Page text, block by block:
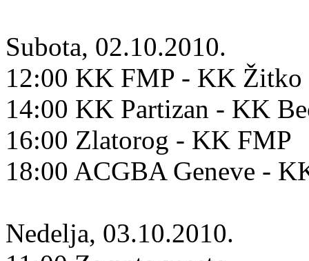
Subota, 02.10.2010.
12:00 KK FMP - KK Žitko
14:00 KK Partizan - KK
16:00 Zlatorog - KK FMP
18:00 ACGBA Geneve -
Nedelja, 03.10.2010.